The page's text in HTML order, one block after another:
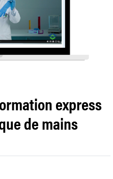
express
de mains